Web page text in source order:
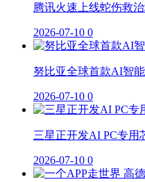
腾讯火速上线蛇伤救
2026-07-10 0
努比亚全球首款AI智
2026-07-10 0
三星正开发AI PC专用
2026-07-10 0